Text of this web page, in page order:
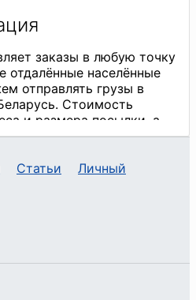
Статьи
Личный